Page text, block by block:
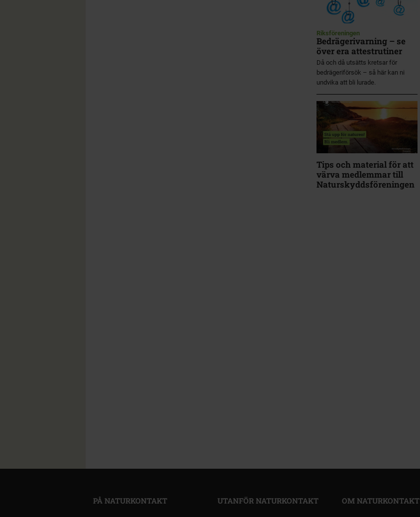
Riksföreningen
Bedrägerivarning – se
över era attestrutiner
Då och då utsätts kretsar för
bedrägeriförsök – så här kan ni
undvika att bli lurade.
Tips och material för att
värva medlemmar till
Naturskyddsföreningen
PÅ NATURKONTAKT UTANFÖR NATURKONTAKT OM NATURKONTAKT